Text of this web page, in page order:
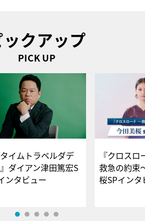
ックアップ
PICK UP
タイムトラベルダデ
ダイアン津田篤宏S
ンタビュー
『クロス
救急の約束
桜SPイ